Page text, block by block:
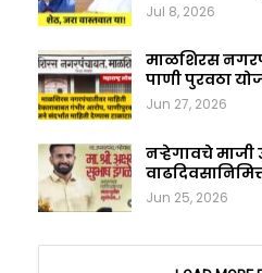
Jul 8, 2026
माळशिरस
पाणी पुरवठा
Jun 27, 2026
नऱ्हेगावचे
Jun 25, 2026